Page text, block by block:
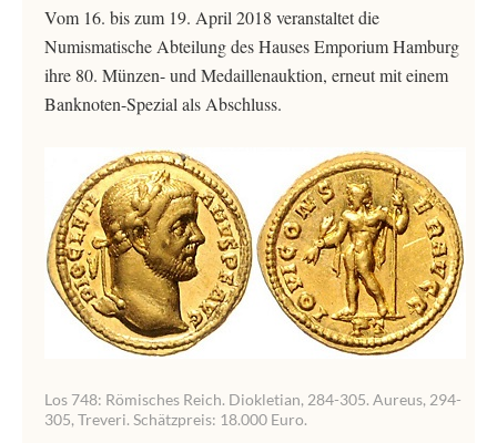
Vom 16. bis zum 19. April 2018 veranstaltet die
Numismatische Abteilung des Hauses Emporium Hamburg
ihre 80. Münzen- und Medaillenauktion, erneut mit einem
Banknoten-Spezial als Abschluss.
Los 748: Römisches Reich. Diokletian, 284-305. Aureus, 294-
305, Treveri. Schätzpreis: 18.000 Euro.